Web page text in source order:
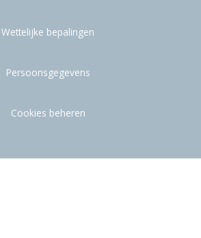
Wettelijke bepalingen
Persoonsgegevens
Cookies beheren